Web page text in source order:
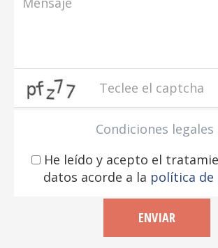
Condiciones legales
He leído y acepto el
datos acorde a la política de
ENVIAR